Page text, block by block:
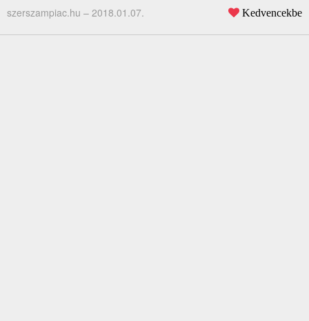
szerszampiac.hu – 2018.01.07. Kedvencekbe